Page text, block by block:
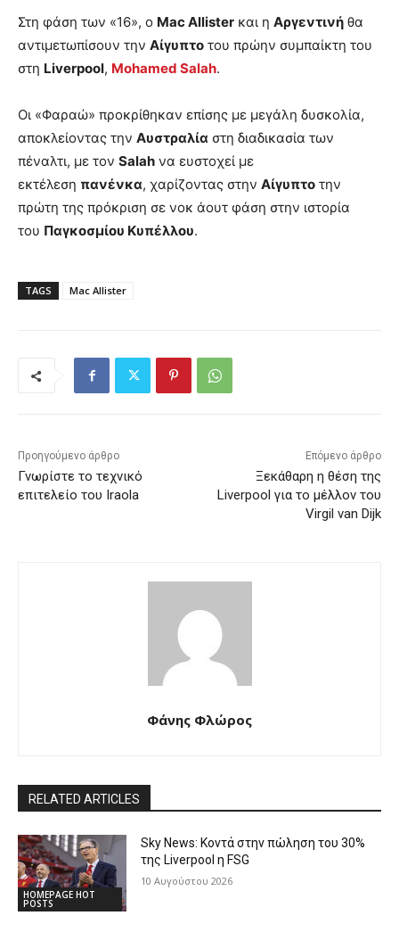
Στη φάση των «16», ο Mac Allister και η Αργεντινή θα
αντιμετωπίσουν την Αίγυπτο του πρώην συμπαίκτη του
στη Liverpool, Mohamed Salah.
Οι «Φαραώ» προκρίθηκαν επίσης με μεγάλη δυσκολία,
αποκλείοντας την Αυστραλία στη διαδικασία των
πέναλτι, με τον Salah να ευστοχεί με
εκτέλεση πανένκα, χαρίζοντας στην Αίγυπτο την
πρώτη της πρόκριση σε νοκ άουτ φάση στην ιστορία
του Παγκοσμίου Κυπέλλου.
TAGS Mac Allister
Προηγούμενο άρθρο
Γνωρίστε το τεχνικό
επιτελείο του Iraola
Επόμενο άρθρο
Ξεκάθαρη η θέση της
Liverpool για το μέλλον του
Virgil van Dijk
Φάνης Φλώρος
RELATED ARTICLES
HOMEPAGE HOT
POSTS
Sky News: Κοντά στην πώληση του 30%
της Liverpool η FSG
10 Αυγούστου 2026